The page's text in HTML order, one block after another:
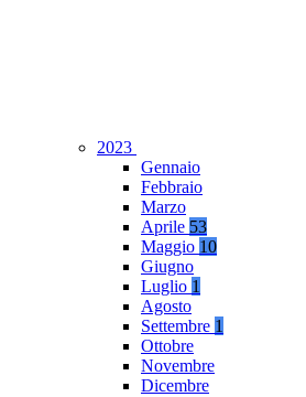
2023
Gennaio
Febbraio
Marzo
Aprile 53
Maggio 10
Giugno
Luglio 1
Agosto
Settembre 1
Ottobre
Novembre
Dicembre